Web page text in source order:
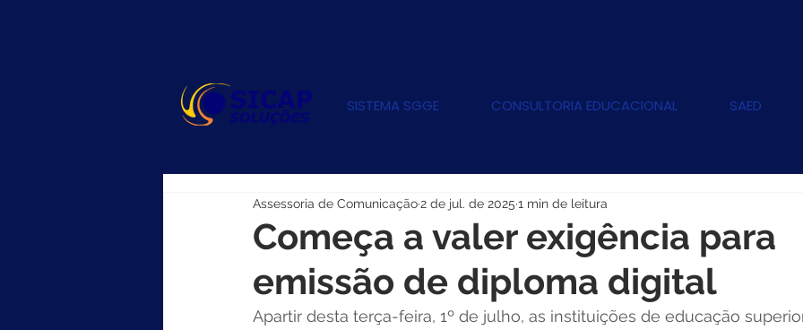
SISTEMA SGGE CONSULTORIA EDUCACIONAL SAED
Começa a valer exigência para
emissão de diploma digital
Assessoria de Comunicação2 de jul. de 2025 1 min de leitura
Apartir desta terça-feira, 1º de julho, as instituições de educação